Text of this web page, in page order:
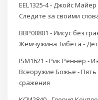
EEL1325-4 - Джойс
Следите за своими
BBP00801 - Иисус без
Жемчужина Тибета -
ISM1621 - Рик Реннер -
Всеоружие Божье - Пять
сражения